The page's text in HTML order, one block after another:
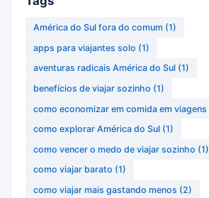
América do Sul fora do comum (1)
apps para viajantes solo (1)
aventuras radicais América do Sul (1)
benefícios de viajar sozinho (1)
como economizar em comida em viagens
como explorar América do Sul (1)
como vencer o medo de viajar sozinho (1)
como viajar barato (1)
como viajar mais gastando menos (2)